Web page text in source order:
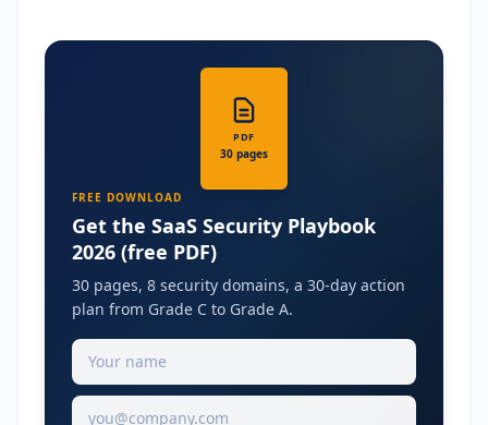
PDF
30 pages
FREE DOWNLOAD
Get the SaaS Security Playbook
2026 (free PDF)
30 pages, 8 security domains, a 30-day action
plan from Grade C to Grade A.